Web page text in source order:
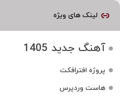
لینک های ویژه
آهنگ جدید 1405
پروژه افترافکت
هاست وردپرس